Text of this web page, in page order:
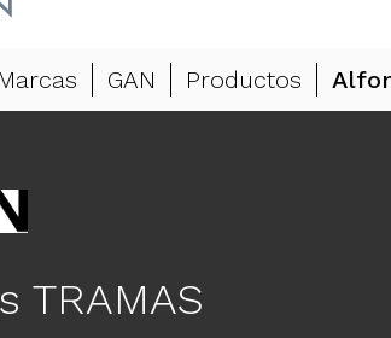
Marcas GAN Productos
TRAMAS